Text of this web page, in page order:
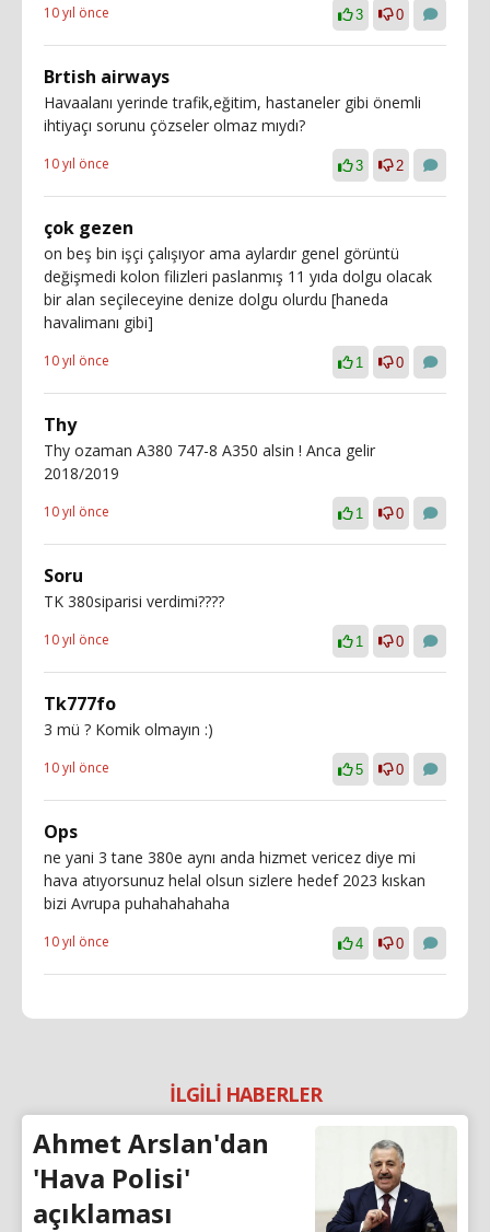
10 yıl önce 3 0
Brtish airways
Havaalanı yerinde trafik,eğitim, hastaneler gibi önemli
ihtiyaçı sorunu çözseler olmaz mıydı?
10 yıl önce 3 2
çok gezen
on beş bin işçi çalışıyor ama aylardır genel görüntü
değişmedi kolon filizleri paslanmış 11 yıda dolgu olacak
bir alan seçileceyine denize dolgu olurdu [haneda
havalimanı gibi]
10 yıl önce 1 0
Thy
Thy ozaman A380 747-8 A350 alsin ! Anca gelir
2018/2019
10 yıl önce 1 0
Soru
TK 380siparisi verdimi????
10 yıl önce 1 0
Tk777fo
3 mü ? Komik olmayın :)
10 yıl önce 5 0
Ops
ne yani 3 tane 380e aynı anda hizmet vericez diye mi
hava atıyorsunuz helal olsun sizlere hedef 2023 kıskan
bizi Avrupa puhahahahaha
10 yıl önce 4 0
İLGİLİ HABERLER
Ahmet Arslan'dan
'Hava Polisi'
açıklaması